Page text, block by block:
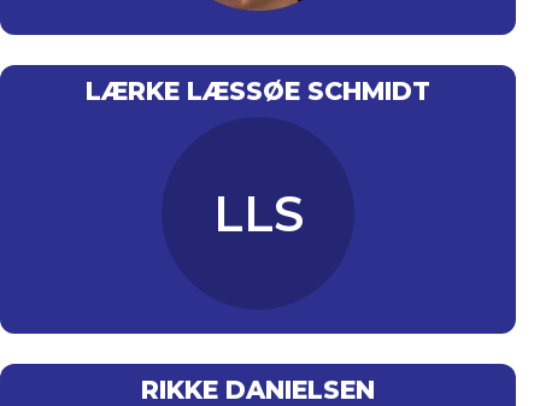
LÆRKE LÆSSØE SCHMIDT
LLS
RIKKE DANIELSEN